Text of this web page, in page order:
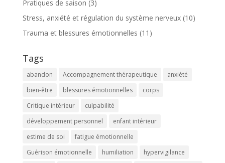
Pratiques de saison (3)
Stress, anxiété et régulation du système nerveux(10)
Trauma et blessures émotionnelles (11)
Tags
abandon Accompagnement thérapeutique
anxiété
bien-être
blessures émotionnelles
corps
Critique intérieur
culpabilité
développement personnel
enfant intérieur
estime de soi
fatigue émotionnelle
Guérison émotionnelle
humiliation
hypervigilance